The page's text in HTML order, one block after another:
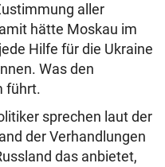
aller
hätte Moskau im
Hilfe für die Ukraine
Was den
führt.
sprechen laut der
der Verhandlungen
das anbietet,